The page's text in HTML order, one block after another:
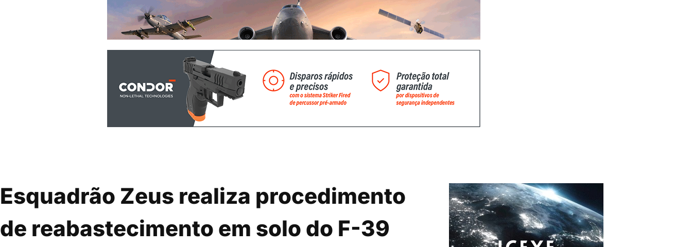
Esquadrão Zeus realiza procedimento
de reabastecimento em solo do F-39